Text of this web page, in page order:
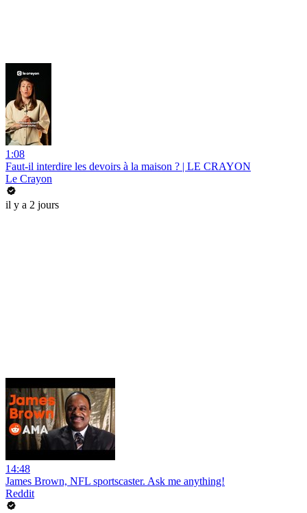
1:08
Faut-il interdire les devoirs à la maison ? | LE CRAYON
Le Crayon
il y a 2 jours
14:48
James Brown, NFL sportscaster. Ask me anything!
Reddit